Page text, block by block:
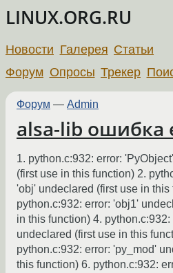
LINUX.ORG.RU
Новости Галерея Статьи
Форум Опросы Трекер
Форум — Admin
alsa-lib ошибка
1. python.c:932: error:
(first use in this function) 2.
'obj' undeclared (first use in this
python.c:932: error: 'obj1'
in this function) 4.
undeclared (first use in this
python.c:932: error: 'py_mod'
this function) 6. python.c:932: